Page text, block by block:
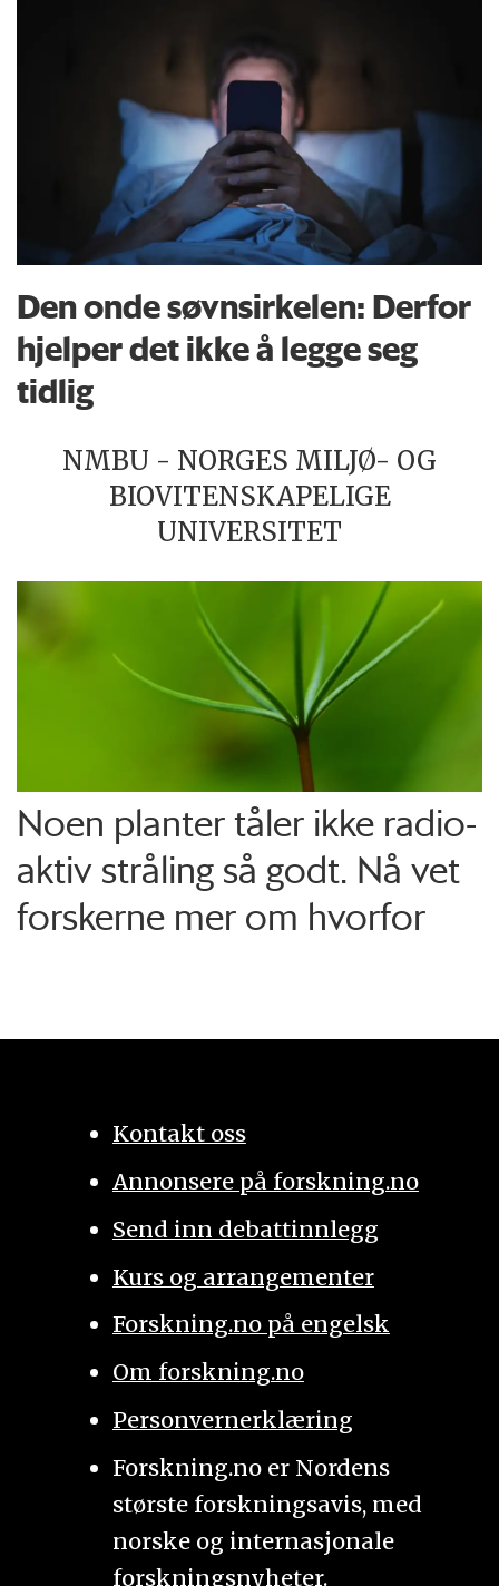
Den onde søvnsirkelen: Derfor
hjelper det ikke å legge seg
tidlig
NMBU - NORGES MILJØ- OG
BIOVITENSKAPELIGE
UNIVERSITET
Noen planter tåler ikke radio­
aktiv stråling så godt. Nå vet
forskerne mer om hvorfor
Kontakt oss
Annonsere på forskning.no
Send inn debattinnlegg
Kurs og arrangementer
Forskning.no på engelsk
Om forskning.no
Personvernerklæring
Forskning.no er Nordens
største forskningsavis, med
norske og internasjonale
forskningsnyheter.